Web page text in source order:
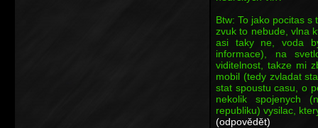
Btw: To jako pocitas
zvuk to nebude, vlna
asi taky ne, voda
informace), na
viditelnost, takze mi
mobil (tedy zvladat
stat spoustu casu, o
nekolik spojenych
republiku) vysilac,
(odpovědět)